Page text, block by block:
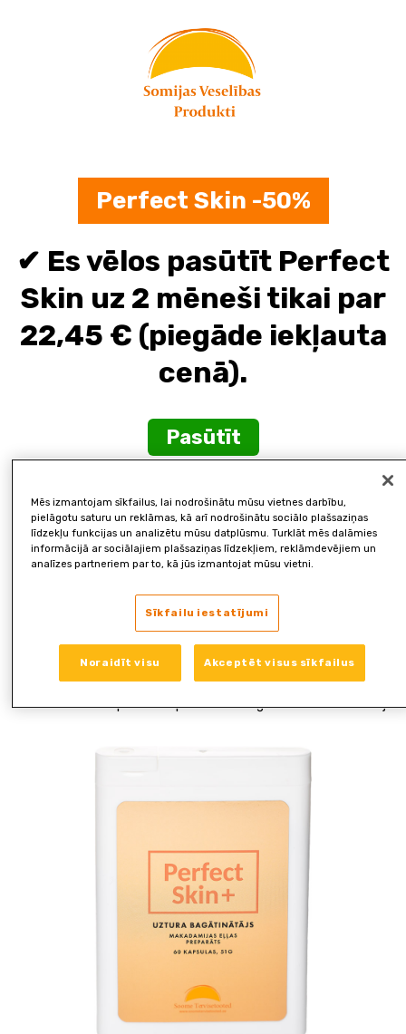
Perfect Skin -50%
✔ Es vēlos pasūtīt Perfect
Skin uz 2 mēneši tikai par
22,45 € (piegāde iekļauta
cenā).
Pasūtīt
Perfect Skin + ir produkts, kas izstrādāts kopā ar ekspertiem
skaistuma uzturēšanai. Papildus ārējai ādas kopšanai ir svarīgi
nodrošināt pietiekamu visu uzturvielu daudzumu organismā, kas
nepieciešami veselīgai ādai.
Eiropas Pārtikas nekaitīguma iestāde (EFSA) un Eiropas
(EK) ir oficiāli apstiprinājušas kā labvēlīgu ietekmi uz ādas
veselību. Klīniski pētīts un patentēts augu ekstrakta
Mēs izmantojam sīkfailus, lai nodrošinātu mūsu vietnes darbību,
pielāgotu saturu un reklāmas, kā arī nodrošinātu sociālo plašsaziņas
līdzekļu funkcijas un analizētu mūsu datplūsmu. Turklāt mēs dalāmies
informācijā ar sociālajiem plašsaziņas līdzekļiem, reklāmdevējiem un
analīzes partneriem par to, kā jūs izmantojat mūsu vietni.
Sīkfailu iestatījumi
Noraidīt visu Akceptēt visus sīkfailus